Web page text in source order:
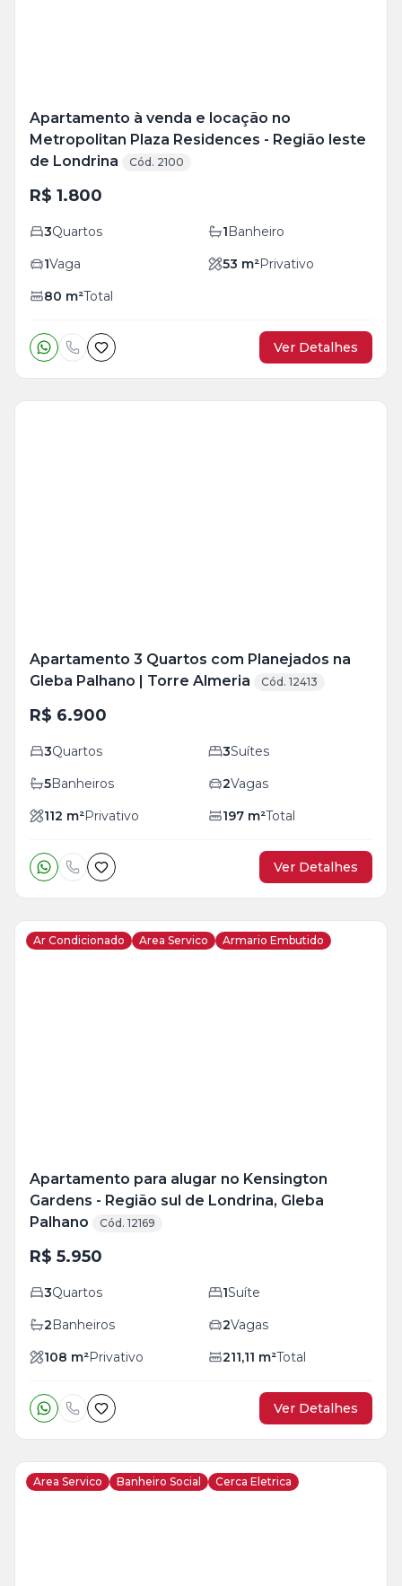
Apartamento à venda e locação no
Metropolitan Plaza Residences - Região leste
de Londrina
Cód. 2100
R$ 1.800
3Quartos 1Banheiro
1Vaga 53 m²Privativo
80 m²Total
Ver Detalhes
Apartamento 3 Quartos com Planejados na
Gleba Palhano | Torre Almeria
Cód. 12413
R$ 6.900
3Quartos 3Suítes
5Banheiros 2Vagas
112 m²Privativo 197 m²Total
Ver Detalhes
Ar Condicionado Area Servico Armario Embutido
Apartamento para alugar no Kensington
Gardens - Região sul de Londrina, Gleba
Palhano
Cód. 12169
R$ 5.950
3Quartos 1Suíte
2Banheiros 2Vagas
108 m²Privativo 211,11 m²Total
Ver Detalhes
Area Servico Banheiro Social Cerca Eletrica